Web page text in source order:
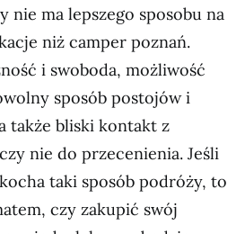
nie ma lepszego sposobu na
niż camper poznań.
i swoboda, możliwość
sposób postojów i
także bliski kontakt z
nie do przecenienia. Jeśli
taki sposób podróży, to
czy zakupić swój